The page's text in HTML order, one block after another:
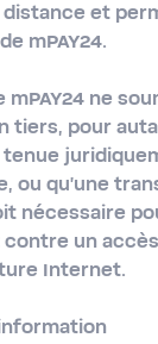
distance et
mPAY24.
mPAY24 ne
tiers, pour
tenue
ou qu'une
nécessaire
contre un
Internet.